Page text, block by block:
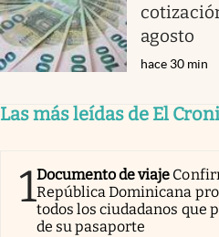
agosto
hace 30 min
Las más leídas de El
1Documento de viaje
República Dominicana
todos los ciudadanos que
de su pasaporte